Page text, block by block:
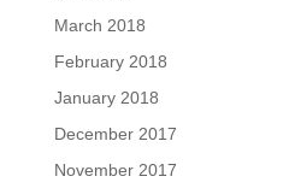
March 2018
February 2018
January 2018
December 2017
November 2017